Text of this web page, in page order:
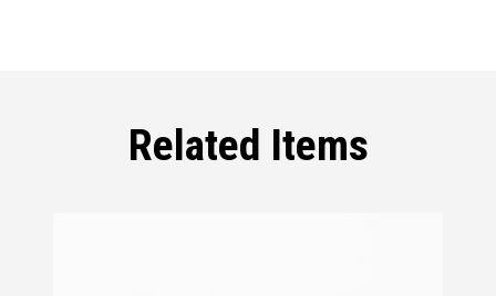
Related Items